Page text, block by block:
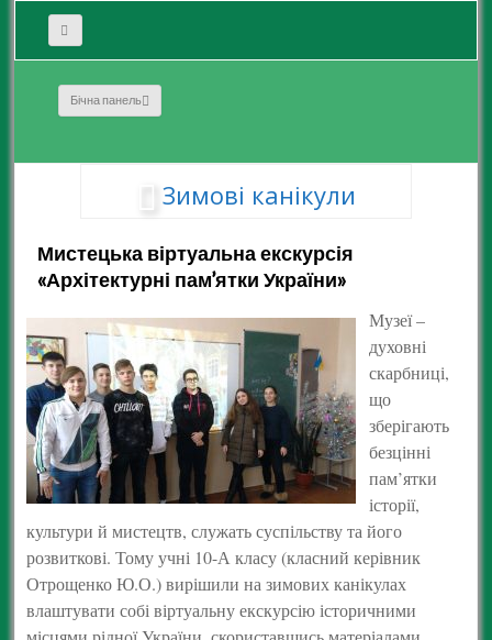
Бічна панель
Зимові канікули
Мистецька віртуальна екскурсія
«Архітектурні пам’ятки України»
Музеї –
духовні
скарбниці,
що
зберігають
безцінні
пам’ятки
історії,
культури й мистецтв, служать суспільству та його
розвиткові. Тому учні 10-А класу (класний керівник
Отрощенко Ю.О.) вирішили на зимових канікулах
влаштувати собі віртуальну екскурсію історичними